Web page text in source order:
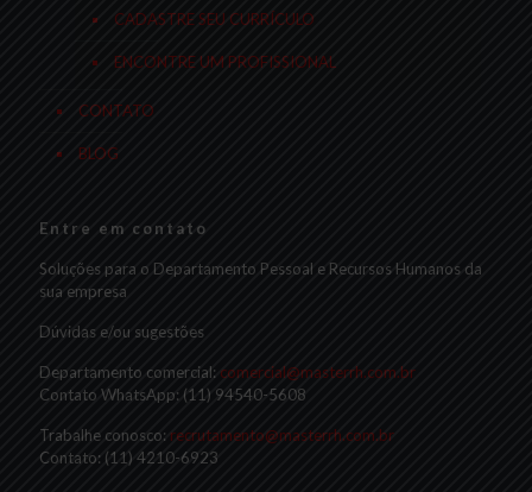
CADASTRE SEU CURRÍCULO
ENCONTRE UM PROFISSIONAL
CONTATO
BLOG
Entre em contato
Soluções para o Departamento Pessoal e Recursos Humanos da
sua empresa
Dúvidas e/ou sugestões
Departamento comercial: comercial@masterrh.com.br
Contato WhatsApp: (11) 94540-5608
Trabalhe conosco: recrutamento@masterrh.com.br
Contato: (11) 4210-6923